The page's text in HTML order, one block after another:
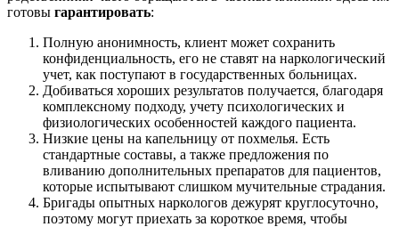
готовы гарантировать:
Полную анонимность, клиент может сохранить
конфиденциальность, его не ставят на наркологический
учет, как поступают в государственных больницах.
Добиваться хороших результатов получается, благодаря
комплексному подходу, учету психологических и
физиологических особенностей каждого пациента.
Низкие цены на капельницу от похмелья. Есть
стандартные составы, а также предложения по
вливанию дополнительных препаратов для пациентов,
которые испытывают слишком мучительные страдания.
Бригады опытных наркологов дежурят круглосуточно,
поэтому могут приехать за короткое время, чтобы